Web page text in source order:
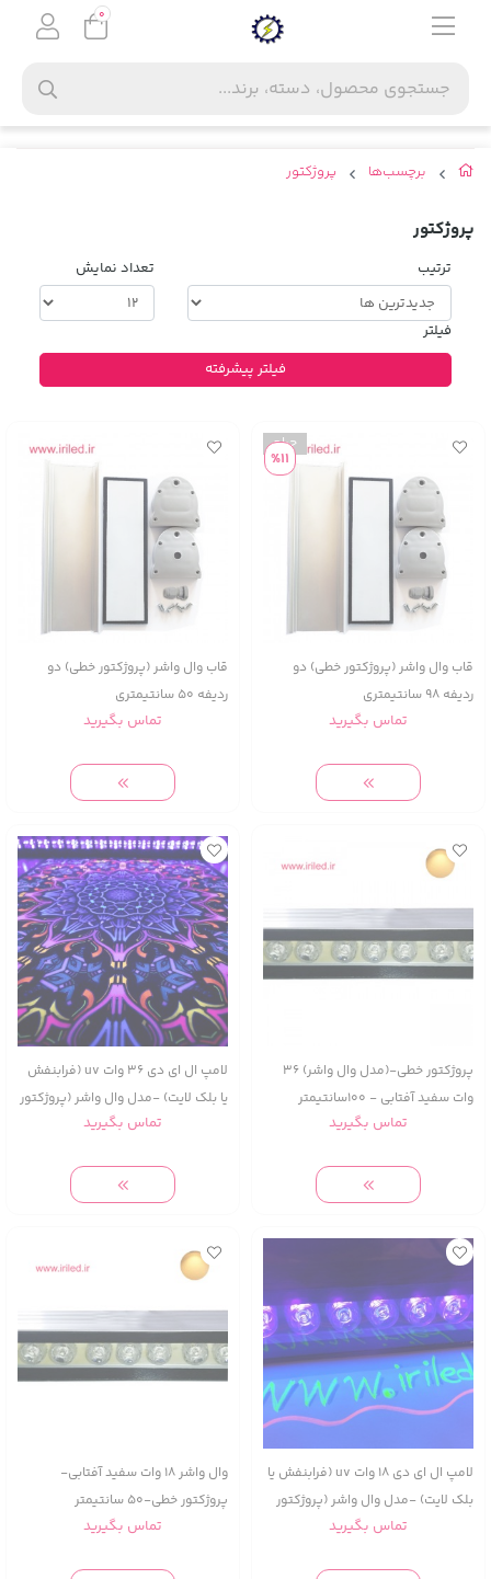
برچسب‌ها پروژکتور
پروژکتور
ترتیب تعداد نمایش
فیلتر
فیلتر پیشرفته
%11
قاب وال واشر (پروژکتور خطی) دو
ردیفه 98 سانتیمتری
تماس بگیرید
قاب وال واشر (پروژکتور خطی) دو
ردیفه 50 سانتیمتری
تماس بگیرید
پروژکتور خطی-(مدل وال واشر) 36
وات سفید آفتابی - 100سانتیمتر
تماس بگیرید
لامپ ال ای دی 36 وات uv (فرابنفش
یا بلک لایت) -مدل وال واشر (پروژکتور
تماس بگیرید
لامپ ال ای دی 18 وات uv (فرابنفش یا
بلک لایت) -مدل وال واشر (پروژکتور
تماس بگیرید
وال واشر 18 وات سفید آفتابی-
پروژکتور خطی-50 سانتیمتر
تماس بگیرید
0